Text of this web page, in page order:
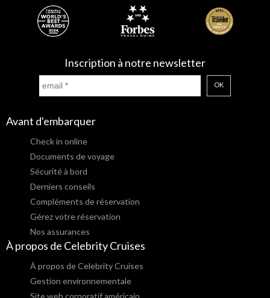
Inscription à notre newsletter
OK
Avant d'embarquer
Check in online
Documents de voyage
Sécurité à bord
Derniers conseils
Compléments de réservation
Gérez votre réservation
Nos assurances
À propos de Celebrity Cruises
À propos de Celebrity Cruises
Gestion environnementale